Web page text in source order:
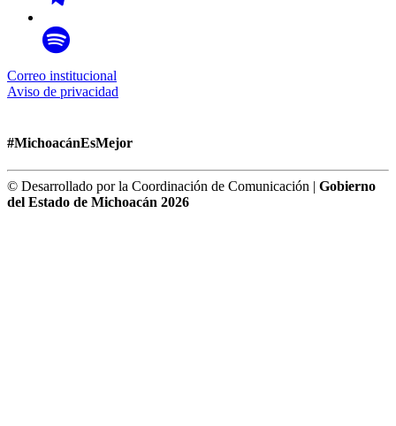
Correo institucional
Aviso de privacidad
#MichoacánEsMejor
© Desarrollado por la Coordinación de Comunicación | Gobierno
del Estado de Michoacán 2026